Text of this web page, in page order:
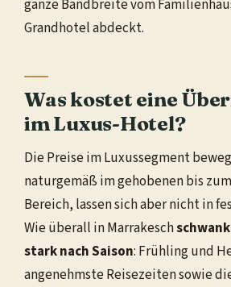
ganze Bandbreite vom
Grandhotel abdeckt.
Was kostet eine
im Luxus-Hotel?
Die Preise im Luxussegment
naturgemäß im gehobenen bis
Bereich, lassen sich aber nicht in
Wie überall in Marrakesch
stark nach Saison: Frühling und
angenehmste Reisezeiten sowie